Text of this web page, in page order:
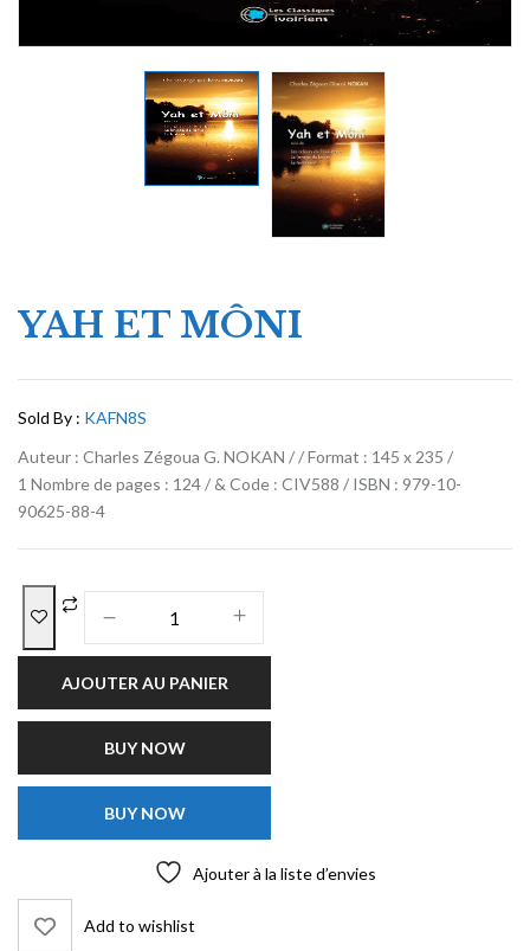
YAH ET MÔNI
Sold By : KAFN8S
Auteur : Charles Zégoua G. NOKAN / / Format : 145 x 235 /
1 Nombre de pages : 124 / & Code : CIV588 / ISBN : 979-10-
90625-88-4
AJOUTER AU PANIER
BUY NOW
BUY NOW
Ajouter à la liste d’envies
Add to wishlist